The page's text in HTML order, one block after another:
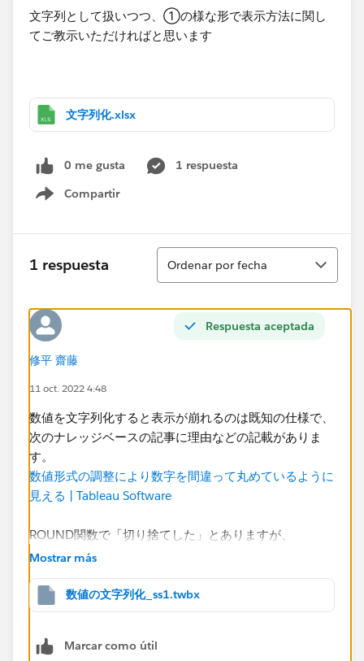
文字列として扱いつつ、①の様な形で表示方法に関し
てご教示いただければと思います
文字列化.xlsx
0 me gusta
1 respuesta
Compartir
Show menu
1 respuesta
Ordenar
Ordenar por fecha
Respuesta aceptada
修平 齋藤
11 oct. 2022 4:48
数値を文字列化すると表示が崩れるのは既知の仕様で、
次のナレッジベースの記事に理由などの記載がありま
す。
数値形式の調整により数字を間違って丸めているように
見える | Tableau Software
ROUND関数で「切り捨てした」​とありますが、
ROUND関数は切り捨てではなく四捨五入
になります。​
    STR(ROUND([元データ], 2))
Mostrar más
数値の文字列化_ss1.twbx
Marcar como útil